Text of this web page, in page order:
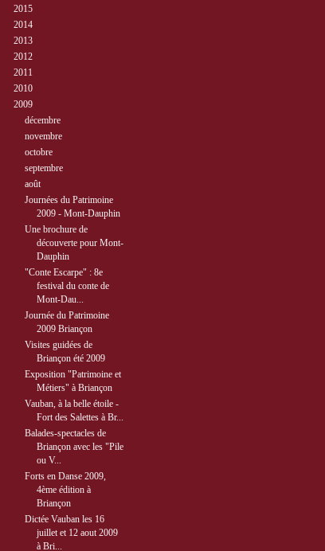
2015
2014
2013
2012
2011
2010
2009
décembre
novembre
octobre
septembre
août
Journées du Patrimoine
2009 - Mont-Dauphin
Une brochure de
découverte pour Mont-
Dauphin
"Conte Escarpe" : 8e
festival du conte de
Mont-Dau...
Journée du Patrimoine
2009 Briançon
Visites guidées de
Briançon été 2009
Exposition "Patrimoine et
Métiers" à Briançon
Vauban, à la belle étoile -
Fort des Salettes à Br...
Balades-spectacles de
Briançon avec les "Pile
ou V...
Forts en Danse 2009,
4ème édition à
Briançon
Dictée Vauban les 16
juillet et 12 aout 2009
à Bri...